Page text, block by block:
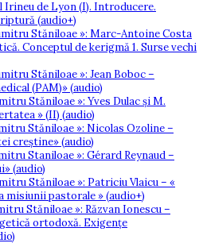
Irineu de Lyon (I). Introducere.
(audio+)
Stăniloae »: Marc-Antoine Costa
Conceptul de kerigmă 1. Surse vechi
Stăniloae »: Jean Boboc –
(PAM)» (audio)
Stăniloae »: Yves Dulac și M.
» (II) (audio)
Stăniloae »: Nicolas Ozoline –
creștine» (audio)
Staniloae »: Gérard Reynaud –
(audio)
Stăniloae »: Patriciu Vlaicu – «
misiunii pastorale » (audio+)
Stăniloae »: Răzvan Ionescu –
ortodoxă. Exigențe